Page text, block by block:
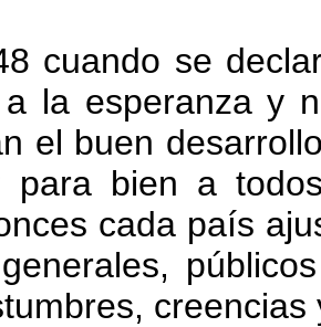
cuando se
la esperanza y
el buen
para bien a
cada país